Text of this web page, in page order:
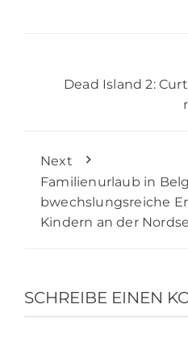
Dead Island 2:
Next
Familienurlaub in
bwechslungsreiche
Kindern an der
SCHREIBE EINEN